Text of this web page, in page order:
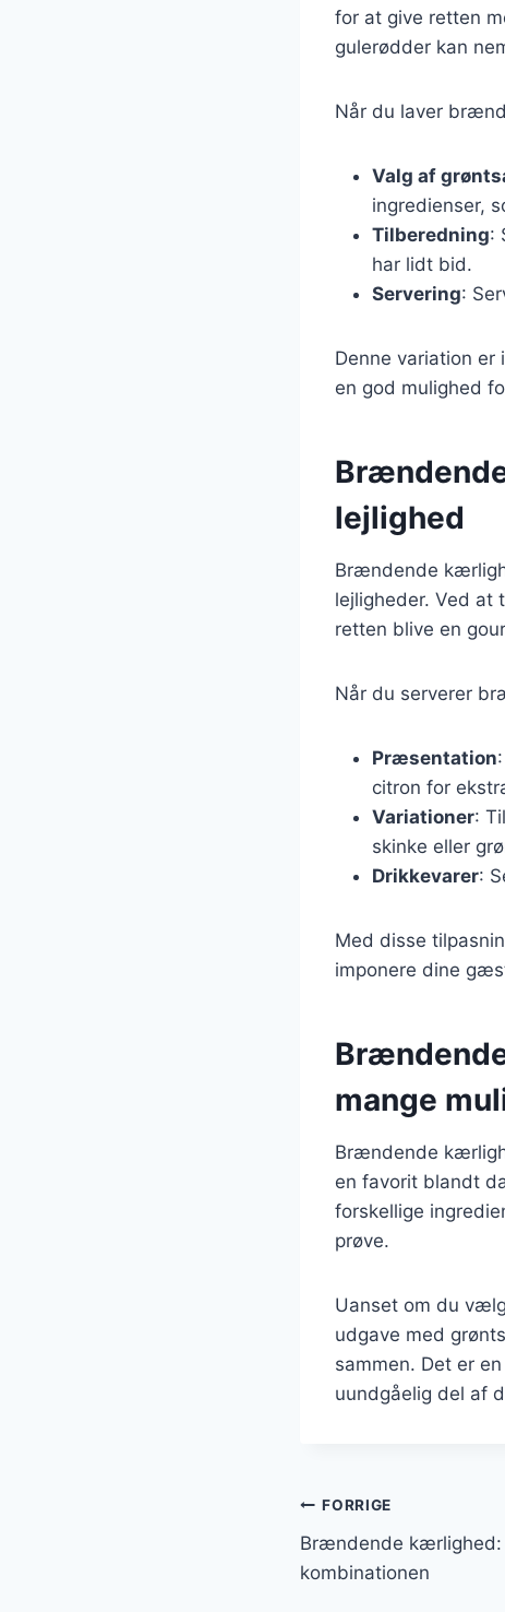
for at give retten
gulerødder kan
Når du laver
Valg af
ingredienser,
Tilberedning:
har lidt bid.
Servering:
Denne variation
en god mulighed
lejlighed
Brændende
lejligheder. Ved at
retten blive en
Når du serverer
Præsentation
citron for
Variationer:
skinke eller
Drikkevarer:
Med disse
imponere dine
mange
Brændende
en favorit blandt
forskellige
prøve.
Uanset om du
udgave med
sammen. Det er
uundgåelig del af
FORRIGE
Brændende kærlighed:
kombinationen